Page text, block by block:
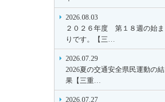
2026.08.03
２０２６年度 第１８週の始ま
りです。【三…
2026.07.29
2026夏の交通安全県民運動の結
果【三重…
2026.07.27